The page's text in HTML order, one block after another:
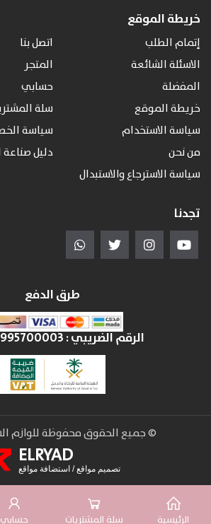
الرئيسية سلة المشتريات حسابي
خريطة الموقع
إتمام الطلب
اتصل بنا
الاسئلة الشائعة
المتجر
المفضلة
حسابي
خريطة الموقع
سلة
سياسة الاستخدام
سياسة
من نحن
دليل
سياسة الاسترجاع والاستبدال
تجدنا
طرق الدفع
الرقم الضريبي :
© جميع الحقوق محفوظة للوازم
ELRYADتصميم مواقع/استضافة مواقع